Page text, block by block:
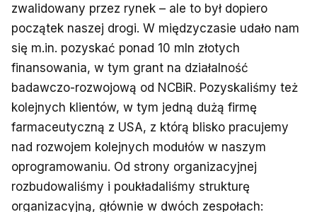
zwalidowany przez rynek – ale to był dopiero
początek naszej drogi. W międzyczasie udało nam
się m.in. pozyskać ponad 10 mln złotych
finansowania, w tym grant na działalność
badawczo-rozwojową od NCBiR. Pozyskaliśmy też
kolejnych klientów, w tym jedną dużą firmę
farmaceutyczną z USA, z którą blisko pracujemy
nad rozwojem kolejnych modułów w naszym
oprogramowaniu. Od strony organizacyjnej
rozbudowaliśmy i poukładaliśmy strukturę
organizacyjną, głównie w dwóch zespołach: